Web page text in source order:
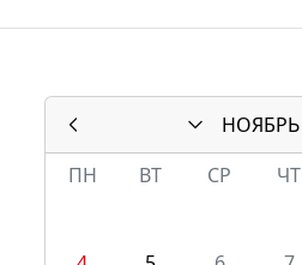
НОЯБРЬ
ПН
ВТ СР ЧТ